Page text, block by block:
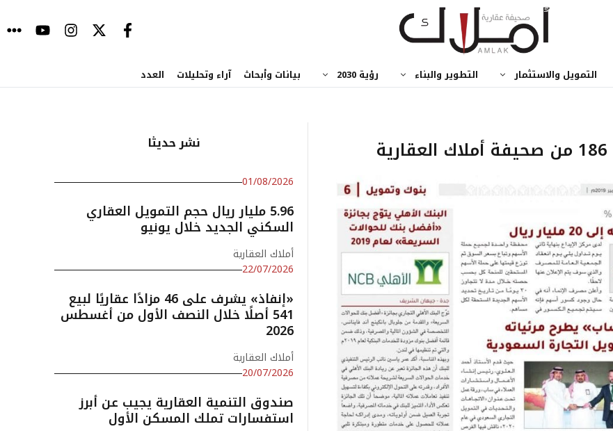
التمويل والاستثمار التطوير والبناء رؤية 2030 بيانات وأبحاث آراء وتحليلات العدد
نشر حديثا
01/08/2026
5.96 مليار ريال حجم التمويل العقاري
السكني الجديد خلال يونيو
أملاك العقارية
22/07/2026
«إنفاذ» يشرف على 46 مزادًا عقاريًا لبيع
541 أصلًا خلال النصف الأول من أغسطس
2026
أملاك العقارية
20/07/2026
صندوق التنمية العقارية يجيب عن أبرز
استفسارات تملك المسكن الأول